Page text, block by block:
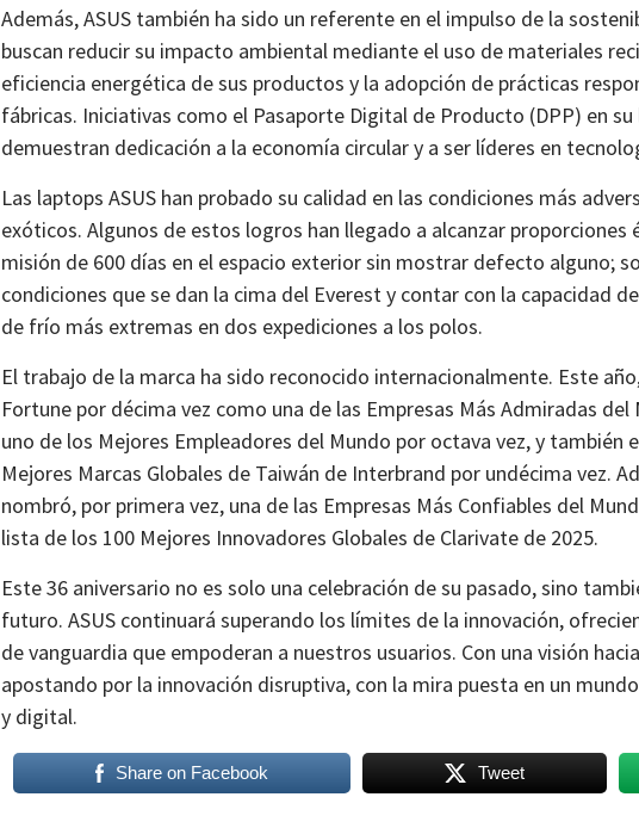
Además, ASUS también ha sido un referente en el impulso de la
buscan reducir su impacto ambiental mediante el uso de materiales
eficiencia energética de sus productos y la adopción de prácticas
fábricas. Iniciativas como el Pasaporte Digital de Producto (DPP) en su
demuestran dedicación a la economía circular y a ser líderes en
Las laptops ASUS han probado su calidad en las condiciones más
exóticos. Algunos de estos logros han llegado a alcanzar proporciones
misión de 600 días en el espacio exterior sin mostrar defecto alguno;
condiciones que se dan la cima del Everest y contar con la capacidad
de frío más extremas en dos expediciones a los polos.
El trabajo de la marca ha sido reconocido internacionalmente. Este
Fortune por décima vez como una de las Empresas Más Admiradas
uno de los Mejores Empleadores del Mundo por octava vez, y también
Mejores Marcas Globales de Taiwán de Interbrand por undécima vez.
nombró, por primera vez, una de las Empresas Más Confiables del
lista de los 100 Mejores Innovadores Globales de Clarivate de 2025.
Este 36 aniversario no es solo una celebración de su pasado, sino
futuro. ASUS continuará superando los límites de la innovación,
de vanguardia que empoderan a nuestros usuarios. Con una visión
apostando por la innovación disruptiva, con la mira puesta en un
y digital.
Share on Facebook Tweet